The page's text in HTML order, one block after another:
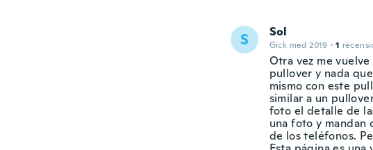
S Sol
Gick med 2019 · 1
Otra vez me
pullover y nada
mismo con este
similar a un
foto el detalle de
una foto y mandan
de los teléfonos.